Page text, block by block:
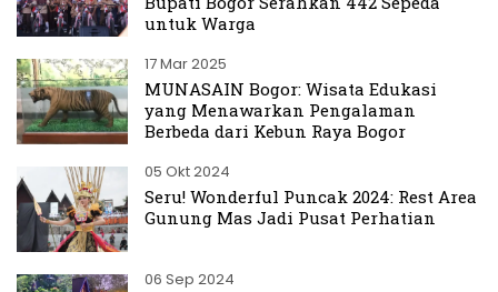
untuk Warga
17 Mar 2025
MUNASAIN Bogor: Wisata Edukasi
yang Menawarkan Pengalaman
Berbeda dari Kebun Raya Bogor
05 Okt 2024
Seru! Wonderful Puncak 2024: Rest Area
Gunung Mas Jadi Pusat Perhatian
06 Sep 2024